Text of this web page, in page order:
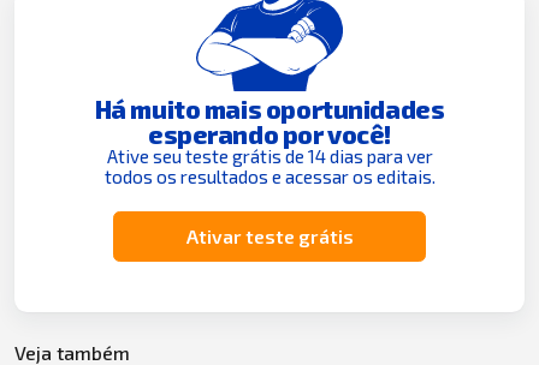
Há muito mais oportunidades
esperando por você!
Ative seu teste grátis de 14 dias para ver
todos os resultados e acessar os editais.
Ativar teste grátis
Veja também